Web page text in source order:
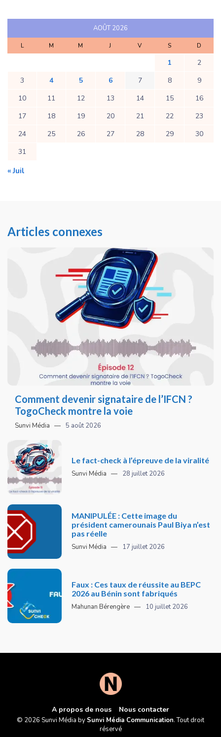
AOÛT 2026
L M M J V S D
1
2
3
4 5 6 7 8
9
10
11 12 13 14 15
16
17
18 19 20 21 22
23
24
25 26 27 28 29
30
31
« Juil
Articles connexes
Comment devenir signataire de l’IFCN ?
TogoCheck montre la voie
Sunvi Média 5 août 2026
Le fact-check à l’épreuve de la viralité
Sunvi Média 28 juillet 2026
MANIPULÉE : Cette image du
président camerounais Paul Biya n’est
pas réelle
Sunvi Média 17 juillet 2026
Faux : Ces taux de réussite au BEPC
2026 au Bénin sont fabriqués
Mahunan Bérengère 10 juillet 2026
A propos de nous Nous contacter
© 2026 Sunvi Média by Sunvi Média Communication. Tout droit
réservé